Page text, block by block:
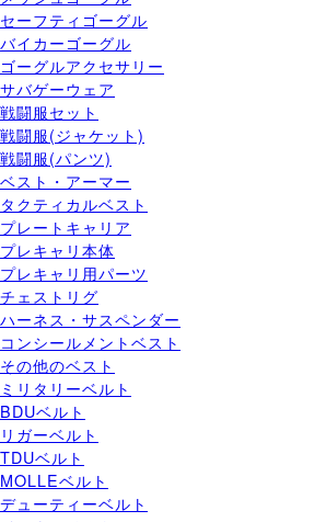
セーフティゴーグル
バイカーゴーグル
ゴーグルアクセサリー
サバゲーウェア
戦闘服セット
戦闘服(ジャケット)
戦闘服(パンツ)
ベスト・アーマー
タクティカルベスト
プレートキャリア
プレキャリ本体
プレキャリ用パーツ
チェストリグ
ハーネス・サスペンダー
コンシールメントベスト
その他のベスト
ミリタリーベルト
BDUベルト
リガーベルト
TDUベルト
MOLLEベルト
デューティーベルト